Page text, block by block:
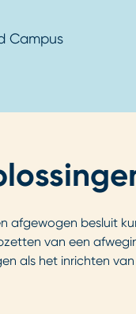
Campus
afgewogen besluit
van een
als het inrichten